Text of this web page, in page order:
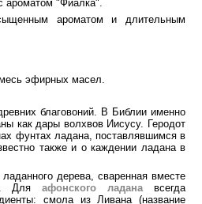
ароматом "Фиалка".
ароматом и длительным
эфирных масел.
благовоний. В Библии именно
как дары волхвов Иисусу. Геродот
фунтах ладана, поставлявшимся в
также и о каждении ладана в
дерева, сваренная вместе
Дляафонского ладана всегда
смола из Ливана (название